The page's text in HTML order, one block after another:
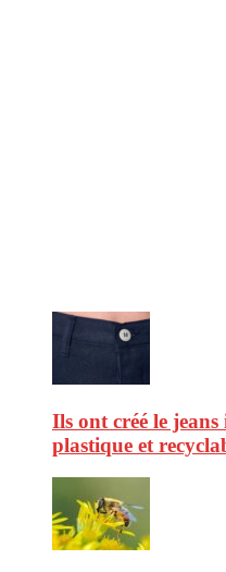
Ils ont créé le
plastique et